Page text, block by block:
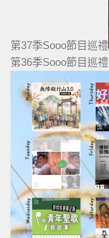
第37季Sooo節目巡禮
第36季Sooo節目巡禮